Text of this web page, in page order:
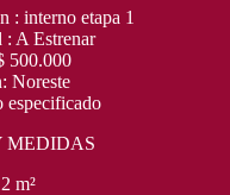
: interno etapa 1
: A Estrenar
500.000
Noreste
especificado
MEDIDAS
m²